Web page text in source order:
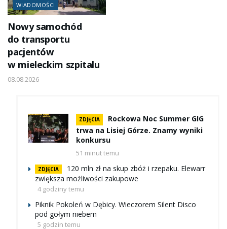
WIADOMOŚCI
Nowy samochód
do transportu
pacjentów
w mieleckim szpitalu
08.08.2026
ZDJĘCIA
Rockowa Noc Summer GIG
trwa na Lisiej Górze. Znamy wyniki
konkursu
51 minut temu
ZDJĘCIA
120 mln zł na skup zbóż i rzepaku. Elewarr
zwiększa możliwości zakupowe
4 godziny temu
Piknik Pokoleń w Dębicy. Wieczorem Silent Disco
pod gołym niebem
5 godzin temu